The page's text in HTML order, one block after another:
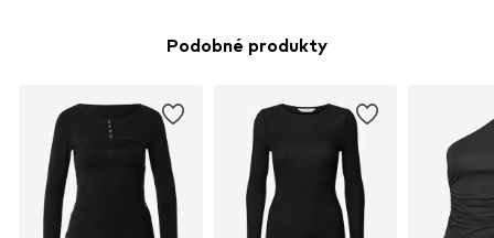
Podobné produkty